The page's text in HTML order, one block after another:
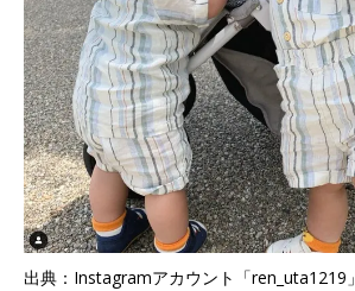
出典：Instagramアカウント「ren_uta1219」